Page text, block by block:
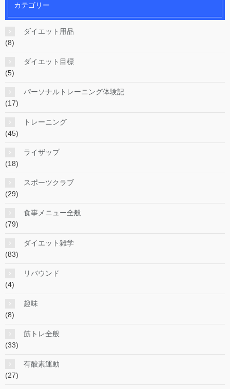
カテゴリー
ダイエット用品
(8)
ダイエット目標
(5)
パーソナルトレーニング体験記
(17)
トレーニング
(45)
ライザップ
(18)
スポーツクラブ
(29)
食事メニュー全般
(79)
ダイエット雑学
(83)
リバウンド
(4)
趣味
(8)
筋トレ全般
(33)
有酸素運動
(27)